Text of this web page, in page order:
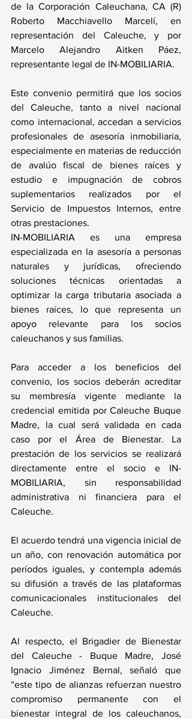
de la Corporación Caleuchana, CA (R)
Roberto Macchiavello Marcelí, en
representación del Caleuche, y por
Marcelo Alejandro Aitken Páez,
representante legal de IN-MOBILIARIA.
Este convenio permitirá que los socios
del Caleuche, tanto a nivel nacional
como internacional, accedan a servicios
profesionales de asesoría inmobiliaria,
especialmente en materias de reducción
de avalúo fiscal de bienes raíces y
estudio e impugnación de cobros
suplementarios realizados por el
Servicio de Impuestos Internos, entre
otras prestaciones.
IN-MOBILIARIA es una empresa
especializada en la asesoría a personas
naturales y jurídicas, ofreciendo
soluciones técnicas orientadas a
optimizar la carga tributaria asociada a
bienes raíces, lo que representa un
apoyo relevante para los socios
caleuchanos y sus familias.
Para acceder a los beneficios del
convenio, los socios deberán acreditar
su membresía vigente mediante la
credencial emitida por Caleuche Buque
Madre, la cual será validada en cada
caso por el Área de Bienestar. La
prestación de los servicios se realizará
directamente entre el socio e IN-
MOBILIARIA, sin responsabilidad
administrativa ni financiera para el
Caleuche.
El acuerdo tendrá una vigencia inicial de
un año, con renovación automática por
períodos iguales, y contempla además
su difusión a través de las plataformas
comunicacionales institucionales del
Caleuche.
Al respecto, el Brigadier de Bienestar
del Caleuche - Buque Madre, José
Ignacio Jiménez Bernal, señaló que
“este tipo de alianzas refuerzan nuestro
compromiso permanente con el
bienestar integral de los caleuchanos,